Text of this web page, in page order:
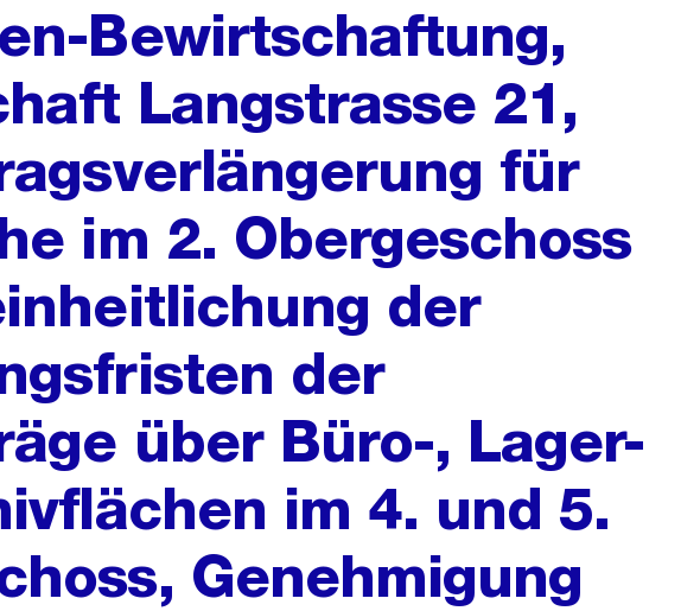
Bewirtschaftung,
Langstrasse 21,
für
im 2. Obergeschoss
der
der
über Büro-, Lager-
im 4. und 5.
Genehmigung